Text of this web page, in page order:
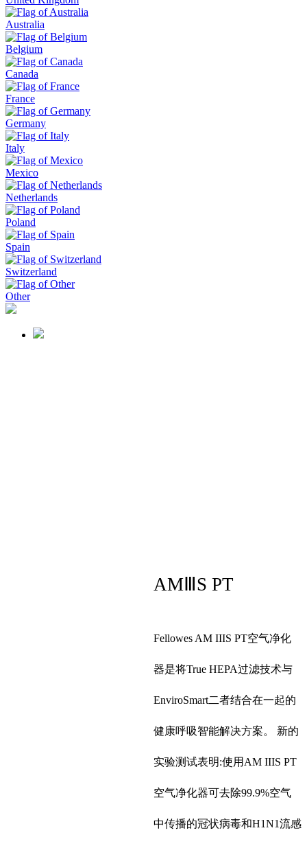
Australia
Belgium
Canada
France
Germany
Italy
Mexico
Netherlands
Poland
Spain
Switzerland
Other
AMⅢS PT
Fellowes AM IIIS PT空气净化
器是将True HEPA过滤技术与
EnviroSmart二者结合在一起的
健康呼吸智能解决方案。 新的
实验测试表明:使用AM IIIS PT
空气净化器可去除99.9%空气
中传播的冠状病毒和H1N1流感